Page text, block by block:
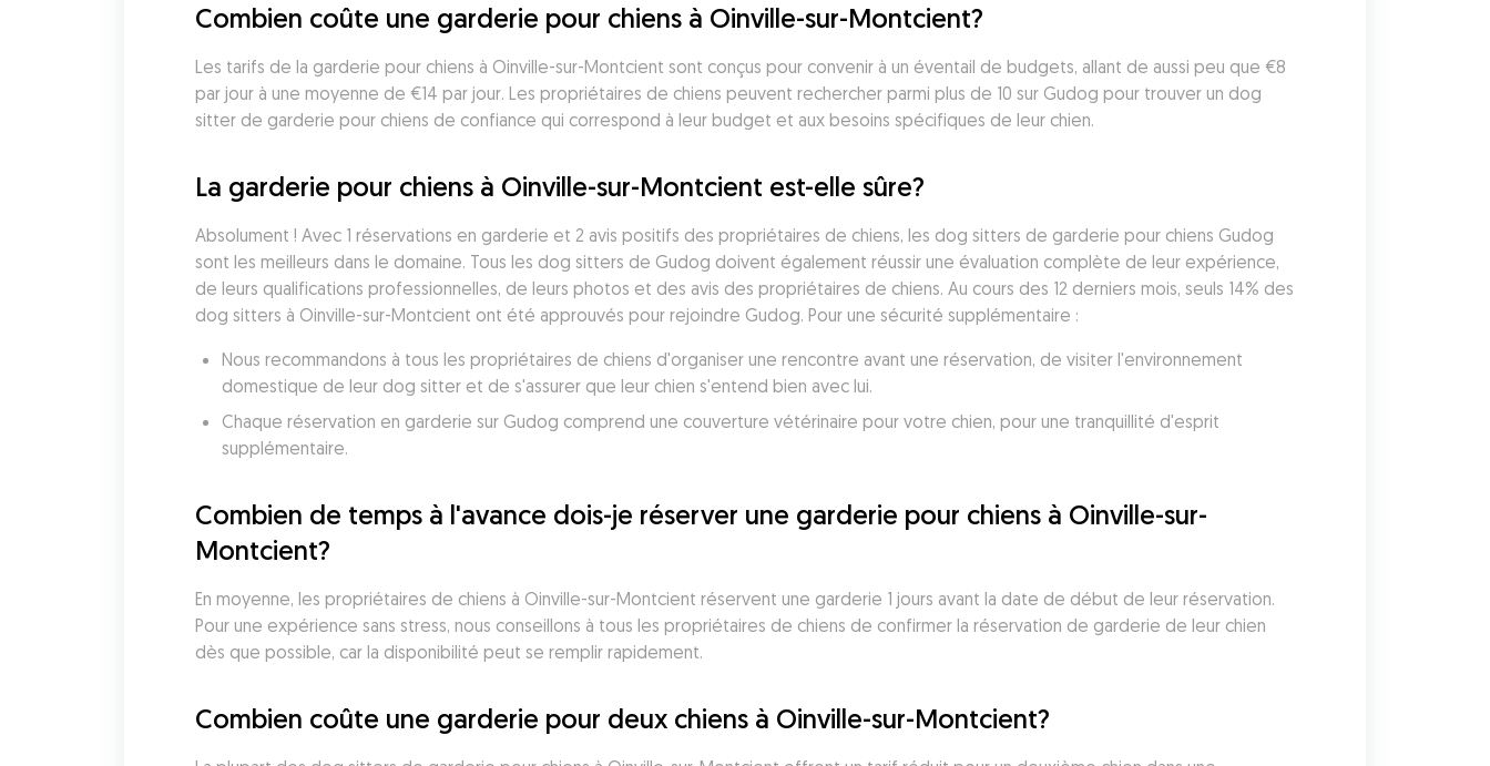
Combien coûte une garderie pour chiens à Oinville-sur-Montcient?
Les tarifs de la garderie pour chiens à Oinville-sur-Montcient sont conçus pour convenir à un éventail de budgets, allant de aussi peu que €8
par jour à une moyenne de €14 par jour. Les propriétaires de chiens peuvent rechercher parmi plus de 10 sur Gudog pour trouver un dog
sitter de garderie pour chiens de confiance qui correspond à leur budget et aux besoins spécifiques de leur chien.
La garderie pour chiens à Oinville-sur-Montcient est-elle sûre?
Absolument ! Avec 1 réservations en garderie et 2 avis positifs des propriétaires de chiens, les dog sitters de garderie pour chiens Gudog
sont les meilleurs dans le domaine. Tous les dog sitters de Gudog doivent également réussir une évaluation complète de leur expérience,
de leurs qualifications professionnelles, de leurs photos et des avis des propriétaires de chiens. Au cours des 12 derniers mois, seuls 14% des
dog sitters à Oinville-sur-Montcient ont été approuvés pour rejoindre Gudog. Pour une sécurité supplémentaire :
Nous recommandons à tous les propriétaires de chiens d'organiser une rencontre avant une réservation, de visiter l'environnement
domestique de leur dog sitter et de s'assurer que leur chien s'entend bien avec lui.
Chaque réservation en garderie sur Gudog comprend une couverture vétérinaire pour votre chien, pour une tranquillité d'esprit
supplémentaire.
Combien de temps à l'avance dois-je réserver une garderie pour chiens à Oinville-sur-
Montcient?
En moyenne, les propriétaires de chiens à Oinville-sur-Montcient réservent une garderie 1 jours avant la date de début de leur réservation.
Pour une expérience sans stress, nous conseillons à tous les propriétaires de chiens de confirmer la réservation de garderie de leur chien
dès que possible, car la disponibilité peut se remplir rapidement.
Combien coûte une garderie pour deux chiens à Oinville-sur-Montcient?